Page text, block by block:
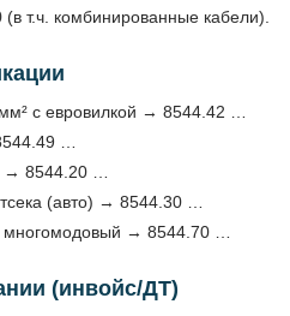
т.ч. комбинированные кабели).
с евровилкой → 8544.42 …
…
→ 8544.20 …
(авто) → 8544.30 …
→ 8544.70 …
(инвойс/ДТ)